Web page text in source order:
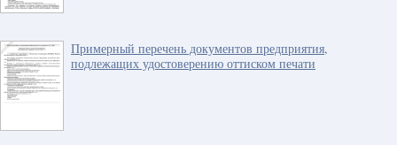
Примерный перечень документов предприятия,
подлежащих удостоверению оттиском печати